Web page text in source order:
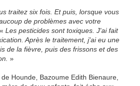
traitez six fois. Et puis, lorsque vous
de problèmes avec votre
Les pesticides sont toxiques. J'ai fait
Après le traitement, j'ai eu une
de la fièvre, puis des frissons et des
»
Hounde, Bazoume Edith Bienaure,